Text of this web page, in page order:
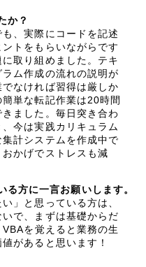
か？
、実際にコードを記述
トをもらいながらです
取り組めました。テキ
ム作成の流れの説明が
なければ習得は厳しか
単な転記作業は20時間
ました。毎日突き合わ
今は実践カリキュラム
計システムを作成中で
かげでストレスも減
る方に一言お願いします。
」と思っている方は、
で、まずは基礎からだ
を覚えると業務の生
があると思います！